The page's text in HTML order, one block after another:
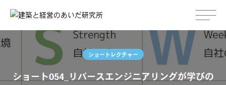
ショートレクチャー
ショート054_リバースエンジニアリングが学びの